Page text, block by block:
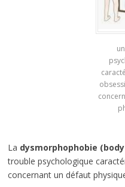
La dysmorphophobie
trouble psychologique
concernant un défaut